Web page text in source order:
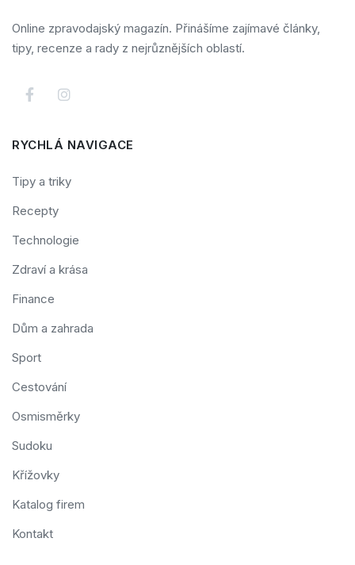
Online zpravodajský magazín. Přinášíme zajímavé články,
tipy, recenze a rady z nejrůznějších oblastí.
RYCHLÁ NAVIGACE
Tipy a triky
Recepty
Technologie
Zdraví a krása
Finance
Dům a zahrada
Sport
Cestování
Osmisměrky
Sudoku
Křížovky
Katalog firem
Kontakt